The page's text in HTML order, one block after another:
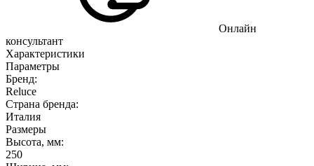
Онлайн
консультант
Характеристики
Параметры
Бренд:
Reluce
Страна бренда:
Италия
Размеры
Высота, мм:
250